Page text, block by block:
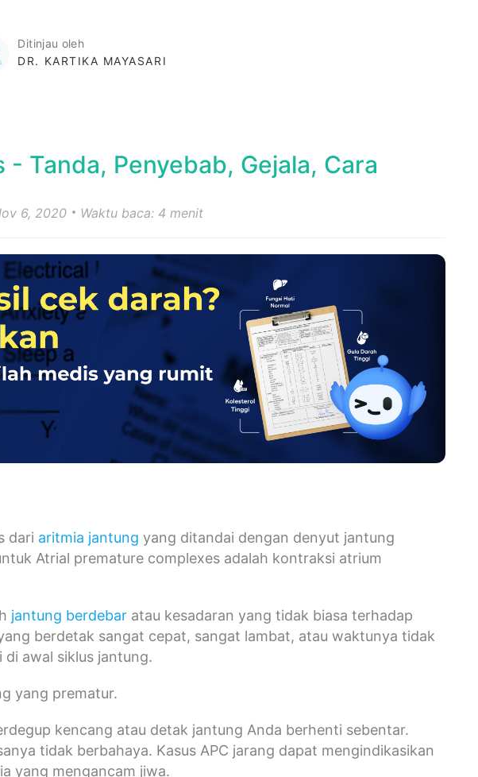
Ditinjau oleh
DR. KARTIKA MAYASARI
Tanda, Penyebab, Gejala, Cara
6, 2020 Waktu baca: 4 menit
dari aritmia jantung yang ditandai dengan denyut jantung
Atrial premature complexes adalah kontraksi atrium
jantung berdebar atau kesadaran yang tidak biasa terhadap
berdetak sangat cepat, sangat lambat, atau waktunya tidak
awal siklus jantung.
yang prematur.
kencang atau detak jantung Anda berhenti sebentar.
tidak berbahaya. Kasus APC jarang dapat mengindikasikan
yang mengancam jiwa.